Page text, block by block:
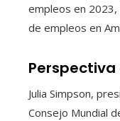
empleos en
de empleos en
Perspectiva
Julia Simpson,
Consejo Mundial